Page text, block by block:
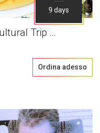
9 days
Cooking and Cultural Trip to Romania
Ordina adesso